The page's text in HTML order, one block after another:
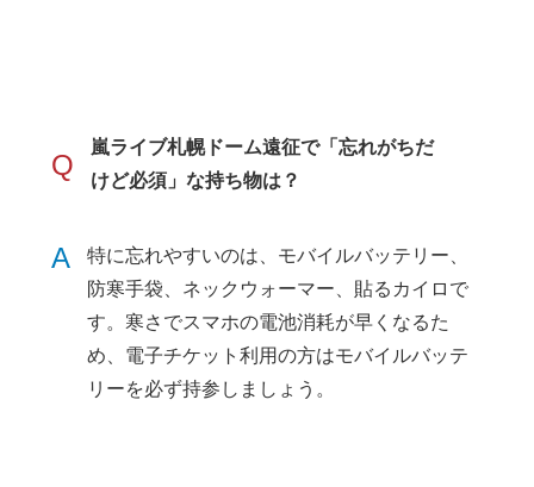
Q
嵐ライブ札幌ドーム遠征で「忘れがちだ
けど必須」な持ち物は？
A
特に忘れやすいのは、モバイルバッテリー、
防寒手袋、ネックウォーマー、貼るカイロで
す。寒さでスマホの電池消耗が早くなるた
め、電子チケット利用の方はモバイルバッテ
リーを必ず持参しましょう。